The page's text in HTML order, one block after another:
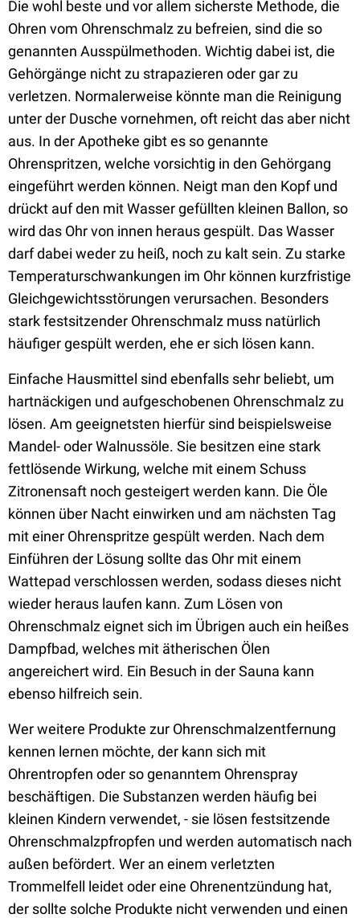
Die wohl beste und vor allem sicherste Methode, die
Ohren vom Ohrenschmalz zu befreien, sind die so
genannten Ausspülmethoden. Wichtig dabei ist, die
Gehörgänge nicht zu strapazieren oder gar zu
verletzen. Normalerweise könnte man die Reinigung
unter der Dusche vornehmen, oft reicht das aber nicht
aus. In der Apotheke gibt es so genannte
Ohrenspritzen, welche vorsichtig in den Gehörgang
eingeführt werden können. Neigt man den Kopf und
drückt auf den mit Wasser gefüllten kleinen Ballon, so
wird das Ohr von innen heraus gespült. Das Wasser
darf dabei weder zu heiß, noch zu kalt sein. Zu starke
Temperaturschwankungen im Ohr können kurzfristige
Gleichgewichtsstörungen verursachen. Besonders
stark festsitzender Ohrenschmalz muss natürlich
häufiger gespült werden, ehe er sich lösen kann.
Einfache Hausmittel sind ebenfalls sehr beliebt, um
hartnäckigen und aufgeschobenen Ohrenschmalz zu
lösen. Am geeignetsten hierfür sind beispielsweise
Mandel- oder Walnussöle. Sie besitzen eine stark
fettlösende Wirkung, welche mit einem Schuss
Zitronensaft noch gesteigert werden kann. Die Öle
können über Nacht einwirken und am nächsten Tag
mit einer Ohrenspritze gespült werden. Nach dem
Einführen der Lösung sollte das Ohr mit einem
Wattepad verschlossen werden, sodass dieses nicht
wieder heraus laufen kann. Zum Lösen von
Ohrenschmalz eignet sich im Übrigen auch ein heißes
Dampfbad, welches mit ätherischen Ölen
angereichert wird. Ein Besuch in der Sauna kann
ebenso hilfreich sein.
Wer weitere Produkte zur Ohrenschmalzentfernung
kennen lernen möchte, der kann sich mit
Ohrentropfen oder so genanntem Ohrenspray
beschäftigen. Die Substanzen werden häufig bei
kleinen Kindern verwendet, - sie lösen festsitzende
Ohrenschmalzpfropfen und werden automatisch nach
außen befördert. Wer an einem verletzten
Trommelfell leidet oder eine Ohrenentzündung hat,
der sollte solche Produkte nicht verwenden und einen